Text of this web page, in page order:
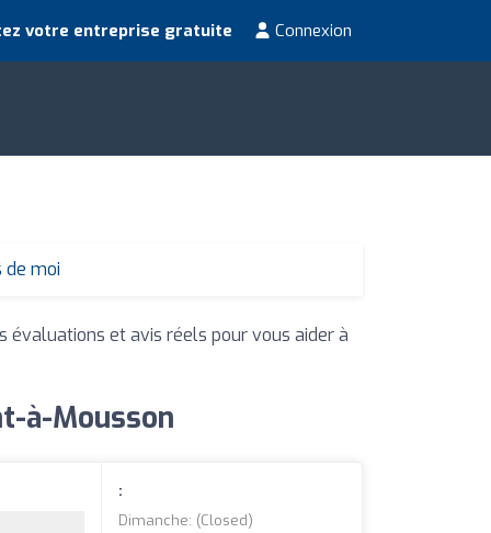
votre entreprise gratuite Connexion
de moi
évaluations et avis réels pour vous aider à
à-Mousson
:
Dimanche: (closed)